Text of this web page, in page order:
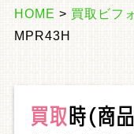
HOME > 買取ビフ
MPR43H
買取 時(商